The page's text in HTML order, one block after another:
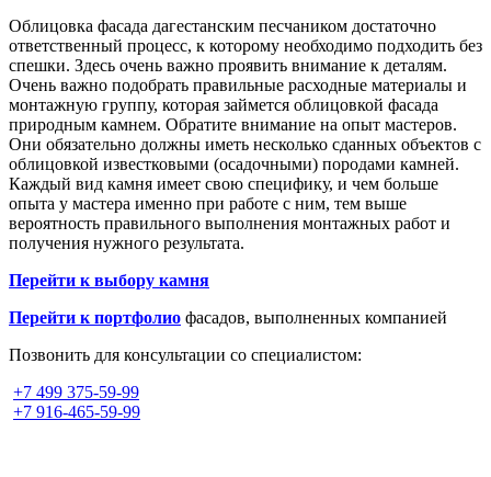
Облицовка фасада дагестанским песчаником достаточно
ответственный процесс, к которому необходимо подходить без
спешки. Здесь очень важно проявить внимание к деталям.
Очень важно подобрать правильные расходные материалы и
монтажную группу, которая займется облицовкой фасада
природным камнем. Обратите внимание на опыт мастеров.
Они обязательно должны иметь несколько сданных объектов с
облицовкой известковыми (осадочными) породами камней.
Каждый вид камня имеет свою специфику, и чем больше
опыта у мастера именно при работе с ним, тем выше
вероятность правильного выполнения монтажных работ и
получения нужного результата.
Перейти к выбору камня
Перейти к портфолио фасадов, выполненных компанией
Позвонить для консультации со специалистом:
+7 499 375-59-99
+7 916-465-59-99